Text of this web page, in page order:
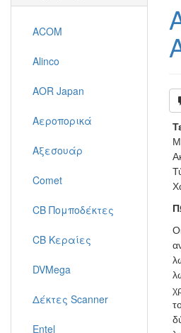
ACOM
Alinco
AOR Japan
Αεροπορικά
Αξεσουάρ
Comet
CB Πομποδέκτες
CB Κεραίες
DVMega
Δέκτες Scanner
Entel